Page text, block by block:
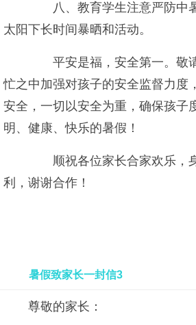
八、教育学生注意严防中
太阳下长时间暴晒和活动。
平安是福，安全第一。敬
忙之中加强对孩子的安全监督力度
安全，一切以安全为重，确保孩子
明、健康、快乐的暑假！
顺祝各位家长合家欢乐，
利，谢谢合作！
暑假致家长一封信3
尊敬的家长：